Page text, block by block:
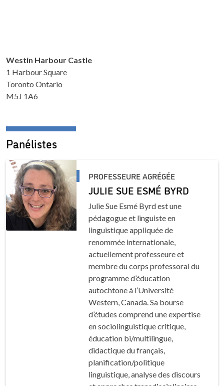
Westin Harbour Castle
1 Harbour Square
Toronto Ontario
M5J 1A6
Panélistes
PROFESSEURE AGRÉGÉE
JULIE SUE ESMÉ BYRD
Julie Sue Esmé Byrd est une
pédagogue et linguiste en
linguistique appliquée de
renommée internationale,
actuellement professeure et
membre du corps professoral du
programme d’éducation
autochtone à l’Université
Western, Canada. Sa bourse
d’études comprend une expertise
en sociolinguistique critique,
éducation bi/multilingue,
didactique du français,
planification/politique
linguistique, analyse des discours